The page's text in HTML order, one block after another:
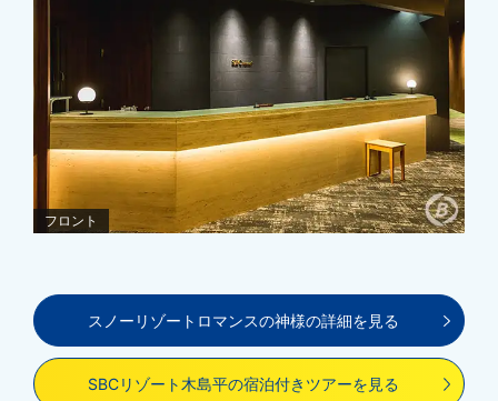
フロント
スノーリゾートロマンスの神様の詳細を見る
SBCリゾート木島平の宿泊付きツアーを見る